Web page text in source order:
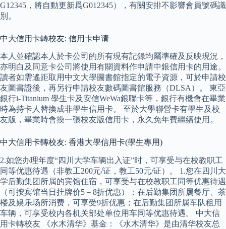
G12345，將自動更新爲G012345），有關安排不影響會員號碼識
別。
中大信用卡轉校友: 信用卡申请
本人並確認本人於卡公司的所有現有記錄均屬準確及反映現況，
亦明白及同意卡公司將使用有關資料作申請中銀信用卡的用途。
讀者如需遙距取用中文大學圖書館指定的電子資源，可於申請校
友圖書證後，再另行申請校友數碼圖書館服務（DLSA）。 東亞
銀行i-Titanium 學生卡及安信WeWa銀聯卡等，銀行有機會在畢業
時為持卡人替換成非學生信用卡。 至於大學聯營卡有學生及校
友版，畢業時會換一張校友版信用卡，永久免年費繼續使用。
中大信用卡轉校友: 香港大學信用卡(學生專用)
2.如您办理年度“四川大学车辆出入证”时，可享受与在校教职工
同等优惠待遇（非教工200元/证，教工50元/证）。 1.您在四川大
学后勤集团所属的宾馆住宿，可享受与在校教职工同等优惠待遇
（可按宾馆当日挂牌价5－8折优惠）；在后勤集团所属餐厅、茶
楼及娱乐场所消费，可享受9折优惠；在后勤集团所属车队租用
车辆，可享受校内各机关部处单位用车同等优惠待遇。 中大信
用卡轉校友 《水木清华》基金：《水木清华》是由清华校友总